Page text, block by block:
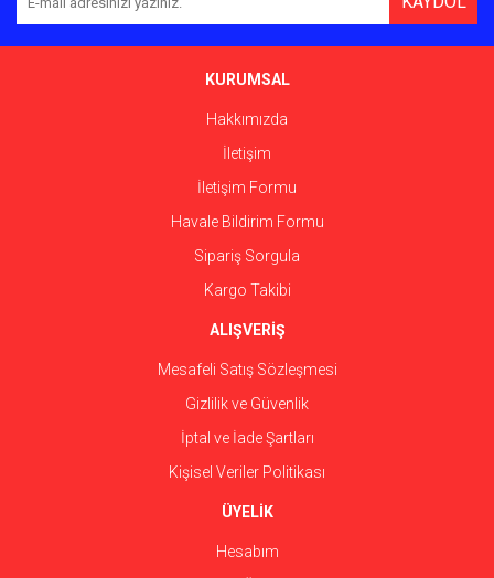
Ürün açıklamasında eksik bilgiler bulunuyor.
Ürün fiyatı diğer sitelerden daha pahalı.
Gönder
KURUMSAL
Hakkımızda
İletişim
İletişim Formu
Havale Bildirim Formu
Sipariş Sorgula
Kargo Takibi
ALIŞVERİŞ
Mesafeli Satış Sözleşmesi
Gizlilik ve Güvenlik
İptal ve İade Şartları
Kişisel Veriler Politikası
ÜYELİK
Hesabım